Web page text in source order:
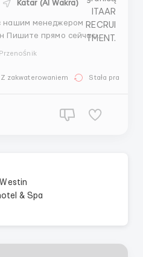
Katar (Al Wakra)
нашим менеджером
Пишите прямо сейчас:
+44 7468 6800 92
+44 7946078478 +44 7887
Z zakwaterowaniem Stała praca